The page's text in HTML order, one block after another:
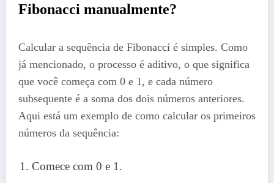
Fibonacci manualmente?
Calcular a sequência de Fibonacci é simples. Como
já mencionado, o processo é aditivo, o que significa
que você começa com 0 e 1, e cada número
subsequente é a soma dos dois números anteriores.
Aqui está um exemplo de como calcular os primeiros
números da sequência:
Comece com 0 e 1.